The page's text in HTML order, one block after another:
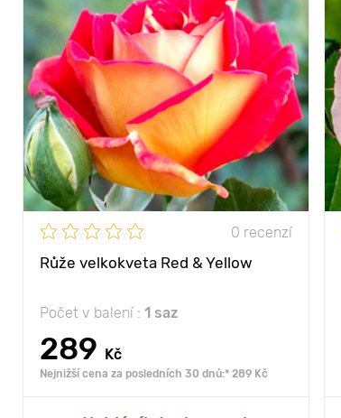
0 recenzí
Růže velkokveta Red & Yellow
Počet v balení : 1 saz
289 Kč
Nejnižší cena za posledních 30 dnů:* 289 Kč
Vlastnosti
jedinečné zbarvení
elegantních květin
Výška rostliny 80 - 100 cm
Vzdálenost mezi
rostlinami
50 - 100 cm
Poloha slunce
Mrazuvzdornost mrazuvzdorný